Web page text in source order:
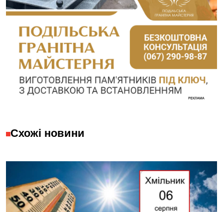
Схожі новини